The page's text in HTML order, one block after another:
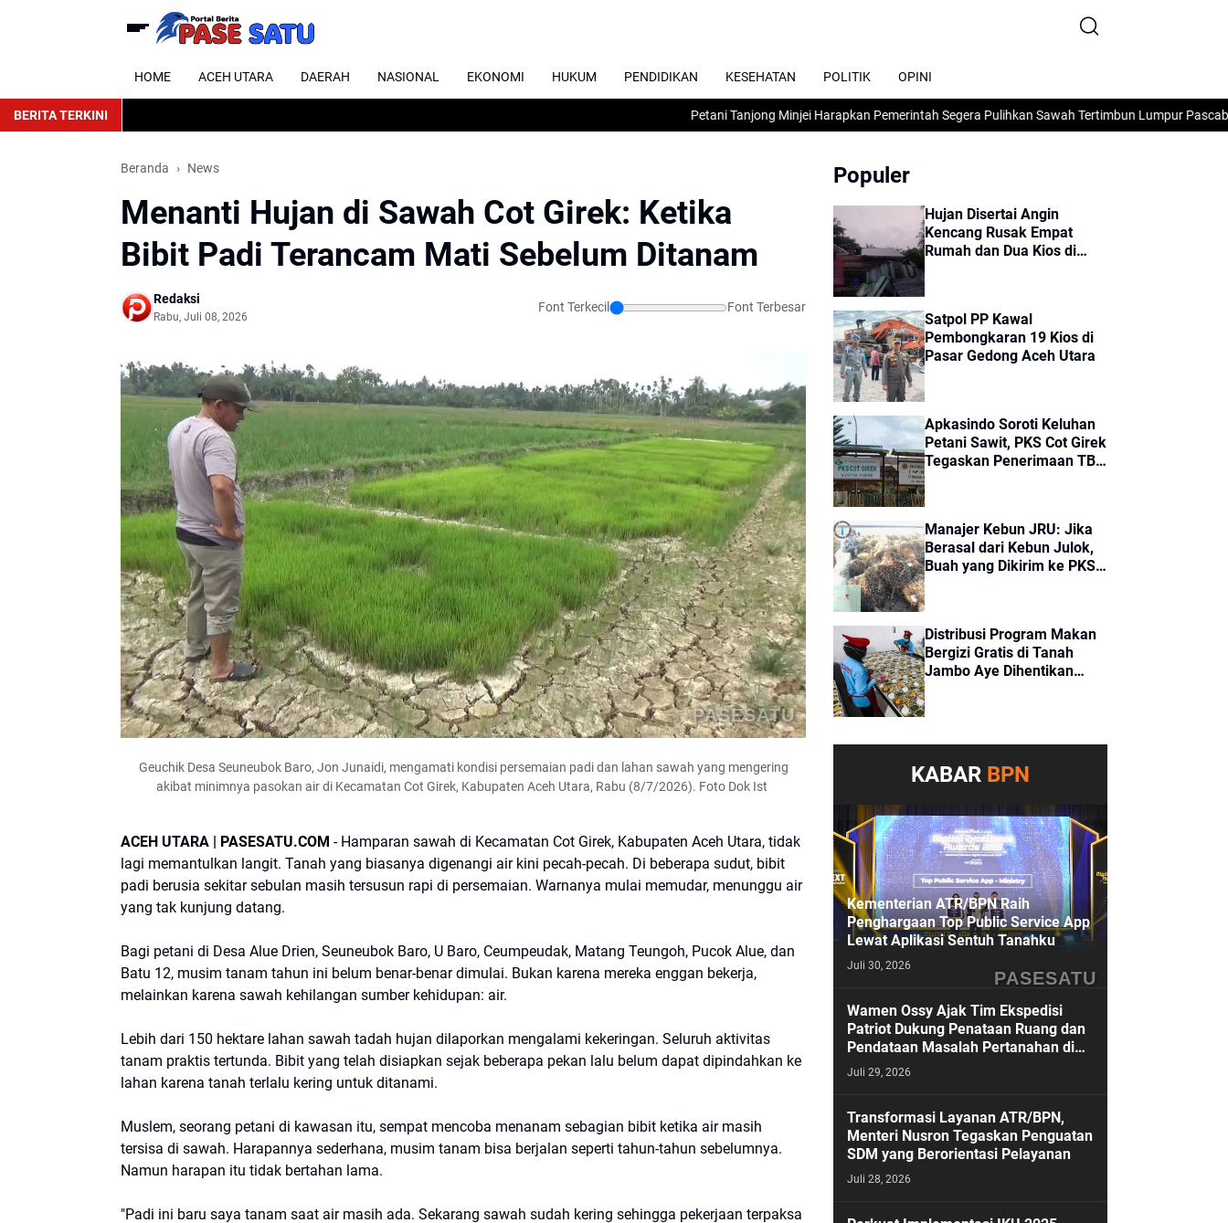
HOME ACEH UTARA DAERAH NASIONAL EKONOMI HUKUM PENDIDIKAN KESEHATAN POLITIK OPINI
BERITA TERKINI Petani Tanjong Minjei Harapkan Pemerintah Segera Pulihkan Sawah Tertimbun Lumpur Pascabanjir
Beranda News
Menanti Hujan di Sawah Cot Girek: Ketika
Bibit Padi Terancam Mati Sebelum Ditanam
Redaksi
Rabu, Juli 08, 2026
Font Terkecil Font Terbesar
PASESATU
Geuchik Desa Seuneubok Baro, Jon Junaidi, mengamati kondisi persemaian padi dan lahan sawah yang mengering
akibat minimnya pasokan air di Kecamatan Cot Girek, Kabupaten Aceh Utara, Rabu (8/7/2026). Foto Dok Ist
ACEH UTARA | PASESATU.COM - Hamparan sawah di Kecamatan Cot Girek, Kabupaten Aceh Utara, tidak
lagi memantulkan langit. Tanah yang biasanya digenangi air kini pecah-pecah. Di beberapa sudut, bibit
padi berusia sekitar sebulan masih tersusun rapi di persemaian. Warnanya mulai memudar, menunggu air
yang tak kunjung datang.
Bagi petani di Desa Alue Drien, Seuneubok Baro, U Baro, Ceumpeudak, Matang Teungoh, Pucok Alue, dan
Batu 12, musim tanam tahun ini belum benar-benar dimulai. Bukan karena mereka enggan bekerja,
melainkan karena sawah kehilangan sumber kehidupan: air.
Lebih dari 150 hektare lahan sawah tadah hujan dilaporkan mengalami kekeringan. Seluruh aktivitas
tanam praktis tertunda. Bibit yang telah disiapkan sejak beberapa pekan lalu belum dapat dipindahkan ke
lahan karena tanah terlalu kering untuk ditanami.
Muslem, seorang petani di kawasan itu, sempat mencoba menanam sebagian bibit ketika air masih
tersisa di sawah. Harapannya sederhana, musim tanam bisa berjalan seperti tahun-tahun sebelumnya.
Namun harapan itu tidak bertahan lama.
"Padi ini baru saya tanam saat air masih ada. Sekarang sawah sudah kering sehingga pekerjaan terpaksa
Populer
Hujan Disertai Angin
Kencang Rusak Empat
Rumah dan Dua Kios di
Satpol PP Kawal
Pembongkaran 19 Kios di
Pasar Gedong Aceh Utara
Apkasindo Soroti Keluhan
Petani Sawit, PKS Cot Girek
Tegaskan Penerimaan TBS
Manajer Kebun JRU: Jika
Berasal dari Kebun Julok,
Buah yang Dikirim ke PKS
Distribusi Program Makan
Bergizi Gratis di Tanah
Jambo Aye Dihentikan
KABAR BPN
PASESATU
Kementerian ATR/BPN Raih
Penghargaan Top Public Service App
Lewat Aplikasi Sentuh Tanahku
Juli 30, 2026
Wamen Ossy Ajak Tim Ekspedisi
Patriot Dukung Penataan Ruang dan
Pendataan Masalah Pertanahan di
Kawasan Transmigrasi
Juli 29, 2026
Transformasi Layanan ATR/BPN,
Menteri Nusron Tegaskan Penguatan
SDM yang Berorientasi Pelayanan
Juli 28, 2026